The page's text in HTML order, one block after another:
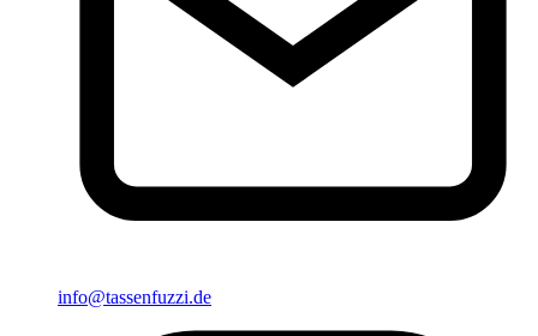
info@tassenfuzzi.de